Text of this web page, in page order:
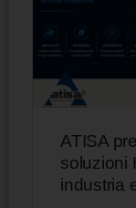
ATISA
soluzioni
industria